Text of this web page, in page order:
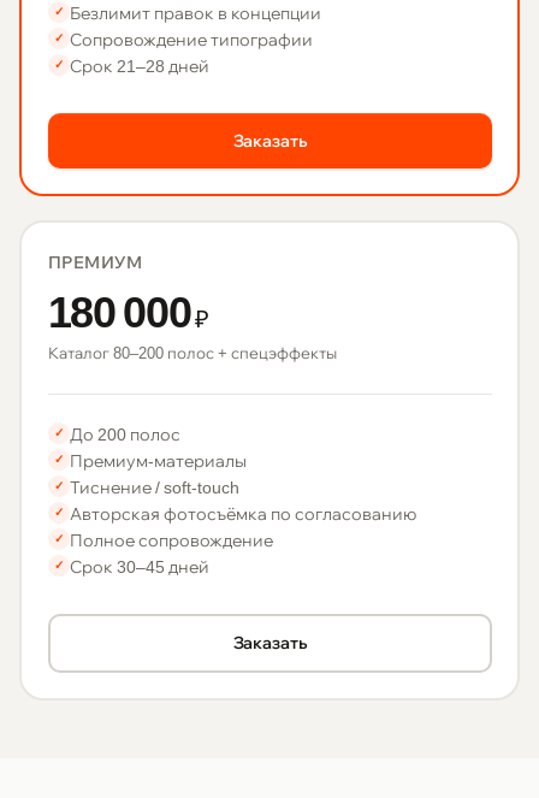
✓ Безлимит правок в концепции
✓ Сопровождение типографии
✓ Срок 21–28 дней
Заказать
ПРЕМИУМ
180 000₽
Каталог 80–200 полос + спецэффекты
✓ До 200 полос
✓ Премиум-материалы
✓ Тиснение / soft-touch
✓ Авторская фотосъёмка по согласованию
✓ Полное сопровождение
✓ Срок 30–45 дней
Заказать